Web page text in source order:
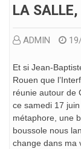
LA
ADMIN
Et si Jean-
Rouen que
réunie autour de
ce samedi 17
métaphore, une
boussole nous
change dans ma